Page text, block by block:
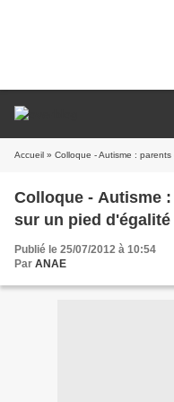
Accueil » Colloque - Autisme : parents et
Colloque - Autisme
sur un pied d'égalité
Publié le 25/07/2012 à 10:54
Par ANAE